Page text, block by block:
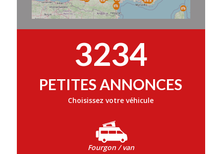
3234
PETITES ANNONCES
Choisissez votre véhicule
Fourgon / van